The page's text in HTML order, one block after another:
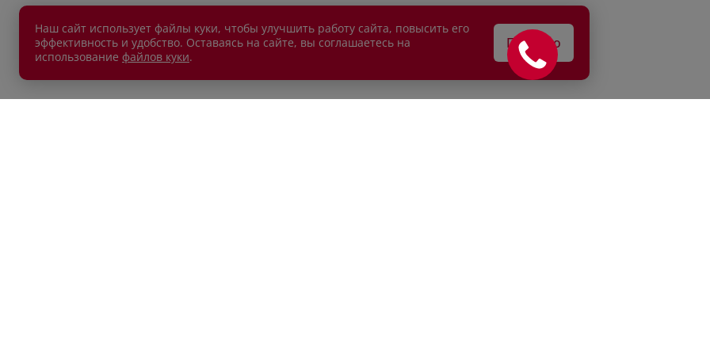
Наш сайт использует файлы куки, чтобы улучшить работу сайта, повысить его
эффективность и удобство. Оставаясь на сайте, вы соглашаетесь на
использование файлов куки.
Понятно